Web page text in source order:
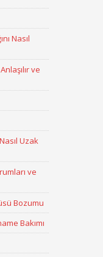
Nasıl
ve
Uzak
ve
Bozumu
Bakımı